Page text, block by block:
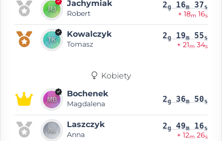
Jachymiak
Robert
2g 16m 37s
+ 18m 16s
Kowalczyk
Tomasz
2g 19m 55s
+ 21m 34s
Kobiety
Bochenek
Magdalena 2g 36m 50s
Laszczyk
Anna
2g 49m 16s
+ 12m 26s